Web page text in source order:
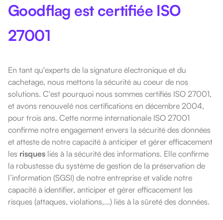
Goodflag est certifiée ISO
27001
En tant qu'experts de la signature électronique et du
cachetage, nous mettons la sécurité au coeur de nos
solutions. C'est pourquoi nous sommes certifiés ISO 27001,
et avons renouvelé nos certifications en décembre 2004,
pour trois ans. Cette norme internationale ISO 27001
confirme notre engagement envers la sécurité des données
et atteste de notre capacité à anticiper et gérer efficacement
les risques liés à la sécurité des informations. Elle confirme
la robustesse du système de gestion de la préservation de
l’information (SGSI) de notre entreprise et valide notre
capacité à identifier, anticiper et gérer efficacement les
risques (attaques, violations,...) liés à la sûreté des données.